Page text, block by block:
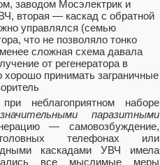
заводом Мосэлектрик и
вторая — каскад с обратной
управлялся (семью
что не позволяло тонко
сложная схема давала
от регенератора в
принимать заграничные
неблагоприятном наборе
паразитными
— самовозбуждение,
телефонах или
каскадами УВЧ имела
все мыслимые меры